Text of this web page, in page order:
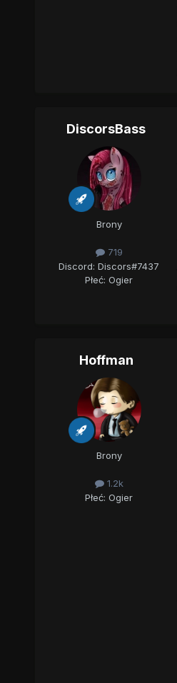
DiscorsBass
Brony
719
Discord: Discors#7437
Płeć: Ogier
Hoffman
Brony
1.2k
Płeć: Ogier